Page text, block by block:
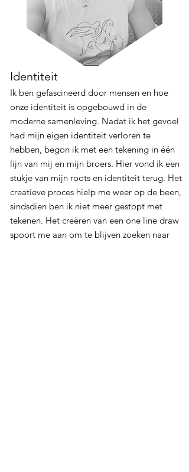
Identiteit
Ik ben gefascineerd door mensen en hoe
onze identiteit is opgebouwd in de
moderne samenleving. Nadat ik het gevoel
had mijn eigen identiteit verloren te
hebben, begon ik met een tekening in één
lijn van mij en mijn broers. Hier vond ik een
stukje van mijn roots en identiteit terug. Het
creatieve proces hielp me weer op de been,
sindsdien ben ik niet meer gestopt met
tekenen. Het creëren van een one line draw
spoort me aan om te blijven zoeken naar